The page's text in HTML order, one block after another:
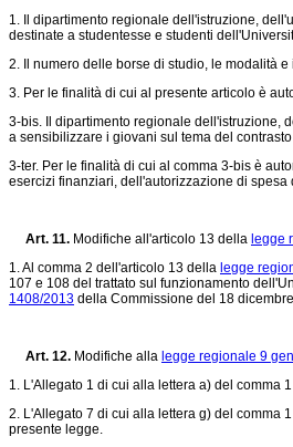
1. Il dipartimento regionale dell'istruzione,
destinate a studentesse e studenti
2. Il numero delle borse di studio, le modalità
3. Per le finalità di cui al presente articolo è
3-bis. Il dipartimento regionale dell'istruzione,
a sensibilizzare i giovani sul tema del
3-ter. Per le finalità di cui al comma 3-bis è
esercizi finanziari, dell'autorizzazione di
Art. 11. Modifiche all'articolo 13 della legge
1. Al comma 2 dell'articolo 13 della legge
107 e 108 del trattato sul funzionamento
1408/2013 della Commissione del 18
Art. 12. Modifiche alla legge regionale 9
1. L'Allegato 1 di cui alla lettera a) del comma
2. L'Allegato 7 di cui alla lettera g) del comma
presente legge.